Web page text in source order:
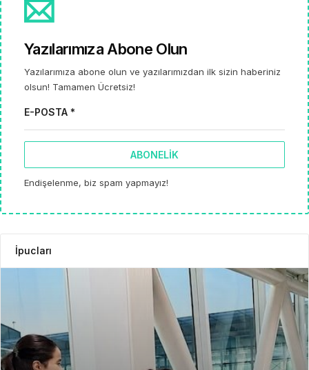
Yazılarımıza Abone Olun
Yazılarımıza abone olun ve yazılarımızdan ilk sizin haberiniz
olsun! Tamamen Ücretsiz!
E-POSTA *
ABONELIK
Endişelenme, biz spam yapmayız!
İpucları